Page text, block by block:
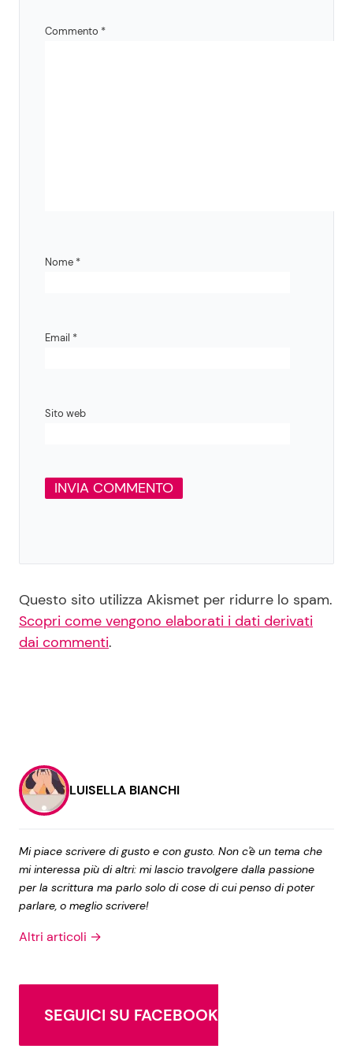
Commento *
Nome *
Email *
Sito web
Questo sito utilizza Akismet per ridurre lo spam.
Scopri come vengono elaborati i dati derivati
dai commenti.
LUISELLA BIANCHI
Mi piace scrivere di gusto e con gusto. Non c'è un tema che
mi interessa più di altri: mi lascio travolgere dalla passione
per la scrittura ma parlo solo di cose di cui penso di poter
parlare, o meglio scrivere!
Altri articoli →
SEGUICI SU FACEBOOK